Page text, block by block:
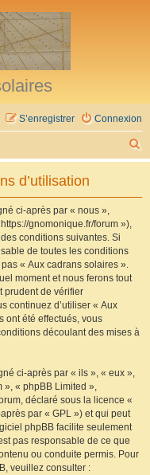
Connexion
S’enregistrer
e
d’utilisation
ci-après par « nous »,
gnomonique.fr/forum »),
conditions suivantes. Si
de toutes les conditions
« Aux cadrans solaires ».
moment et nous ferons tout
prudent de vérifier
continuez d’utiliser « Aux
ont été effectués, vous
découlant des mises à
ci-après par « ils », « eux »,
», « phpBB Limited »,
déclaré sous la licence «
par « GPL ») et qui peut
phpBB facilite seulement
pas responsable de ce que
ou conduite permis. Pour
veuillez consulter :